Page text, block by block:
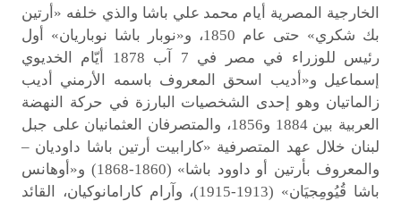
الخارجية المصرية أيام محمد علي باشا والذي خلفه «أرتين
بك شكري» حتى عام 1850، و«نوبار باشا نوباريان» أول
رئيس للوزراء في مصر في 7 آب 1878 أيّام الخديوي
إسماعيل و«أديب اسحق المعروف باسمه الأرمني أديب
زالماتيان وهو إحدى الشخصيات البارزة في حركة النهضة
العربية بين 1884 و1856، والمتصرفان العثمانيان على جبل
لبنان خلال عهد المتصرفية «كارابيت أرتين باشا داوديان –
والمعروف بأرتين أو داوود باشا» (1860-1868) و«أوهانس
باشا قُيُومِجيَان» (1913-1915)، وآرام كارامانوكيان، القائد